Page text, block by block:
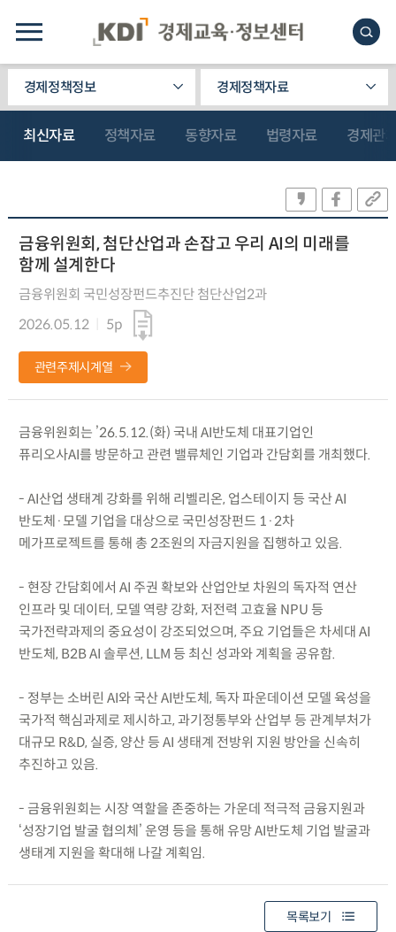
경제정책정보 경제정책자료
최신자료 정책자료 동향자료 법령자료 경제관
금융위원회, 첨단산업과 손잡고 우리 AI의 미래를
함께 설계한다
금융위원회 국민성장펀드추진단 첨단산업2과
2026.05.12
5p
관련주제시계열
금융위원회는 ’26.5.12.(화) 국내 AI반도체 대표기업인
퓨리오사AI를 방문하고 관련 밸류체인 기업과 간담회를 개최했다.
- AI산업 생태계 강화를 위해 리벨리온, 업스테이지 등 국산 AI
반도체·모델 기업을 대상으로 국민성장펀드 1·2차
메가프로젝트를 통해 총 2조원의 자금지원을 집행하고 있음.
- 현장 간담회에서 AI 주권 확보와 산업안보 차원의 독자적 연산
인프라 및 데이터, 모델 역량 강화, 저전력 고효율 NPU 등
국가전략과제의 중요성이 강조되었으며, 주요 기업들은 차세대 AI
반도체, B2B AI 솔루션, LLM 등 최신 성과와 계획을 공유함.
- 정부는 소버린 AI와 국산 AI반도체, 독자 파운데이션 모델 육성을
국가적 핵심과제로 제시하고, 과기정통부와 산업부 등 관계부처가
대규모 R&D, 실증, 양산 등 AI 생태계 전방위 지원 방안을 신속히
추진하고 있음.
- 금융위원회는 시장 역할을 존중하는 가운데 적극적 금융지원과
‘성장기업 발굴 협의체’ 운영 등을 통해 유망 AI반도체 기업 발굴과
생태계 지원을 확대해 나갈 계획임.
목록보기